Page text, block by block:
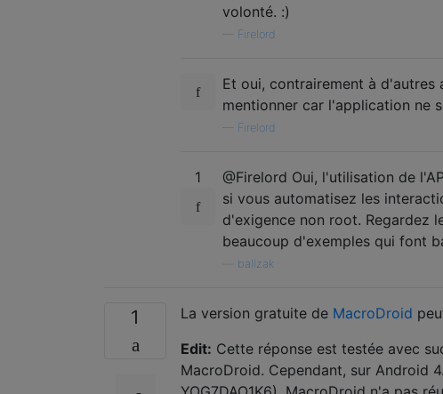
volonté. :)
Firelord
Et oui, contrairement à
mentionner car l'application ne
Firelord
1
@Firelord Oui, l'utilisation de
si vous automatisez les
d'exigence non root. Regardez
beaucoup d'exemples qui font
ballzak
1 La version gratuite de MacroDroid
Edit: Cette réponse est testée avec
MacroDroid. Cependant, sur Android